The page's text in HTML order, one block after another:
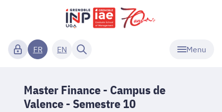
Menu
FR EN
Master Finance - Campus de
Valence - Semestre 10